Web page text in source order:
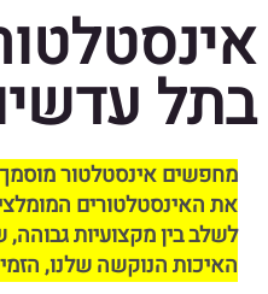
בתל
מחפשים אינסטלטור
את האינסטלטורים
לשלב בין מקצועיות גבוהה,
האיכות הנוקשה שלנו,